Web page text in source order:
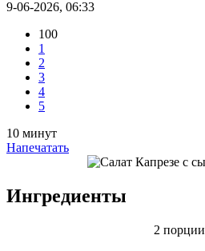
9-06-2026, 06:33
100
1
2
3
4
5
10 минут
Напечатать
Ингредиенты
2 порции